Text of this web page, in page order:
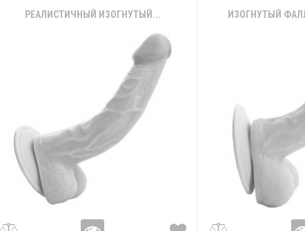
РЕАЛИСТИЧНЫЙ ИЗОГНУТЫЙ... ИЗОГНУТЫЙ